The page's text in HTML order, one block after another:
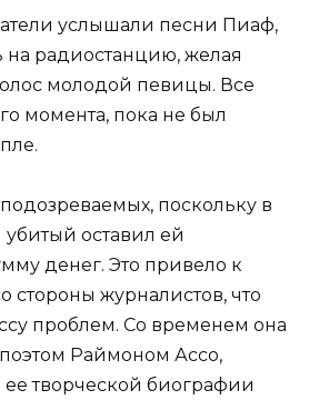
услышали песни Пиаф,
на радиостанцию, желая
молодой певицы. Все
момента, пока не был
поскольку в
оставил ей
денег. Это привело к
стороны журналистов, что
проблем. Со временем она
Раймоном Ассо,
творческой биографии